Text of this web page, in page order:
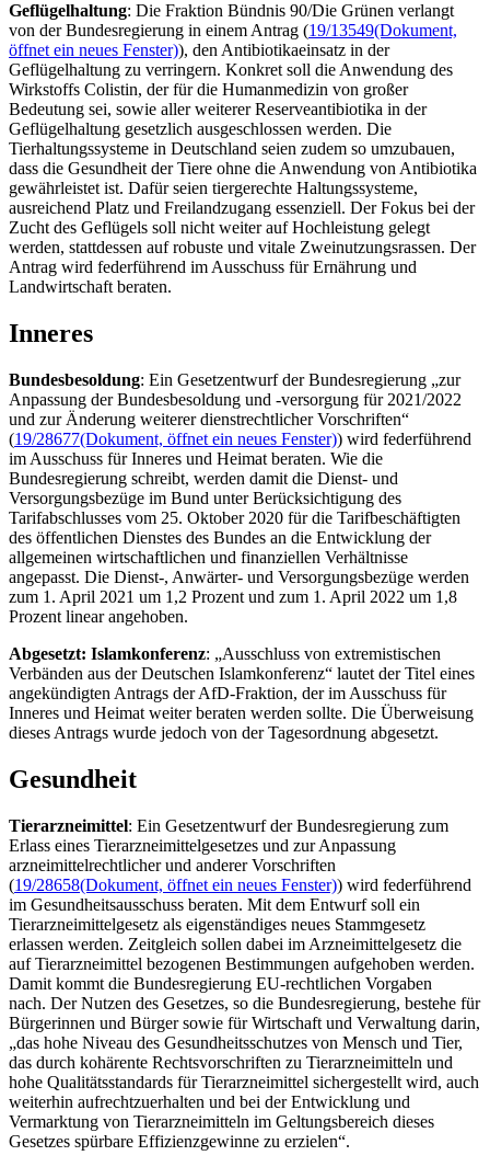
Geflügelhaltung: Die Fraktion Bündnis 90/Die Grünen verlangt
von der Bundesregierung in einem Antrag (19/13549(Dokument,
öffnet ein neues Fenster)), den Antibiotikaeinsatz in der
Geflügelhaltung zu verringern. Konkret soll die Anwendung des
Wirkstoffs Colistin, der für die Humanmedizin von großer
Bedeutung sei, sowie aller weiterer Reserveantibiotika in der
Geflügelhaltung gesetzlich ausgeschlossen werden. Die
Tierhaltungssysteme in Deutschland seien zudem so umzubauen,
dass die Gesundheit der Tiere ohne die Anwendung von Antibiotika
gewährleistet ist. Dafür seien tiergerechte Haltungssysteme,
ausreichend Platz und Freilandzugang essenziell. Der Fokus bei der
Zucht des Geflügels soll nicht weiter auf Hochleistung gelegt
werden, stattdessen auf robuste und vitale Zweinutzungsrassen. Der
Antrag wird federführend im Ausschuss für Ernährung und
Landwirtschaft beraten.
Inneres
Bundesbesoldung: Ein Gesetzentwurf der Bundesregierung „zur
Anpassung der Bundesbesoldung und -versorgung für 2021/2022
und zur Änderung weiterer dienstrechtlicher Vorschriften“
(19/28677(Dokument, öffnet ein neues Fenster)) wird federführend
im Ausschuss für Inneres und Heimat beraten. Wie die
Bundesregierung schreibt, werden damit die Dienst- und
Versorgungsbezüge im Bund unter Berücksichtigung des
Tarifabschlusses vom 25. Oktober 2020 für die Tarifbeschäftigten
des öffentlichen Dienstes des Bundes an die Entwicklung der
allgemeinen wirtschaftlichen und finanziellen Verhältnisse
angepasst. Die Dienst-, Anwärter- und Versorgungsbezüge werden
zum 1. April 2021 um 1,2 Prozent und zum 1. April 2022 um 1,8
Prozent linear angehoben.
Abgesetzt: Islamkonferenz: „Ausschluss von extremistischen
Verbänden aus der Deutschen Islamkonferenz“ lautet der Titel eines
angekündigten Antrags der AfD-Fraktion, der im Ausschuss für
Inneres und Heimat weiter beraten werden sollte. Die Überweisung
dieses Antrags wurde jedoch von der Tagesordnung abgesetzt.
Gesundheit
Tierarzneimittel: Ein Gesetzentwurf der Bundesregierung zum
Erlass eines Tierarzneimittelgesetzes und zur Anpassung
arzneimittelrechtlicher und anderer Vorschriften
(19/28658(Dokument, öffnet ein neues Fenster)) wird federführend
im Gesundheitsausschuss beraten. Mit dem Entwurf soll ein
Tierarzneimittelgesetz als eigenständiges neues Stammgesetz
erlassen werden. Zeitgleich sollen dabei im Arzneimittelgesetz die
auf Tierarzneimittel bezogenen Bestimmungen aufgehoben werden.
Damit kommt die Bundesregierung EU-rechtlichen Vorgaben
nach. Der Nutzen des Gesetzes, so die Bundesregierung, bestehe für
Bürgerinnen und Bürger sowie für Wirtschaft und Verwaltung darin,
„das hohe Niveau des Gesundheitsschutzes von Mensch und Tier,
das durch kohärente Rechtsvorschriften zu Tierarzneimitteln und
hohe Qualitätsstandards für Tierarzneimittel sichergestellt wird, auch
weiterhin aufrechtzuerhalten und bei der Entwicklung und
Vermarktung von Tierarzneimitteln im Geltungsbereich dieses
Gesetzes spürbare Effizienzgewinne zu erzielen“.